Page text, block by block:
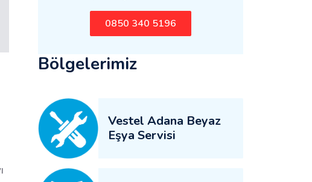
0850 340 5196
Bölgelerimiz
Vestel Adana Beyaz
Eşya Servisi